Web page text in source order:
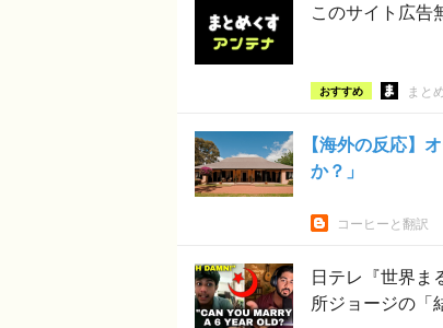
このサイト広告
おすすめ まと
【海外の反応】
か？」
コーヒーと翻訳
日テレ『世界ま
所ジョージの